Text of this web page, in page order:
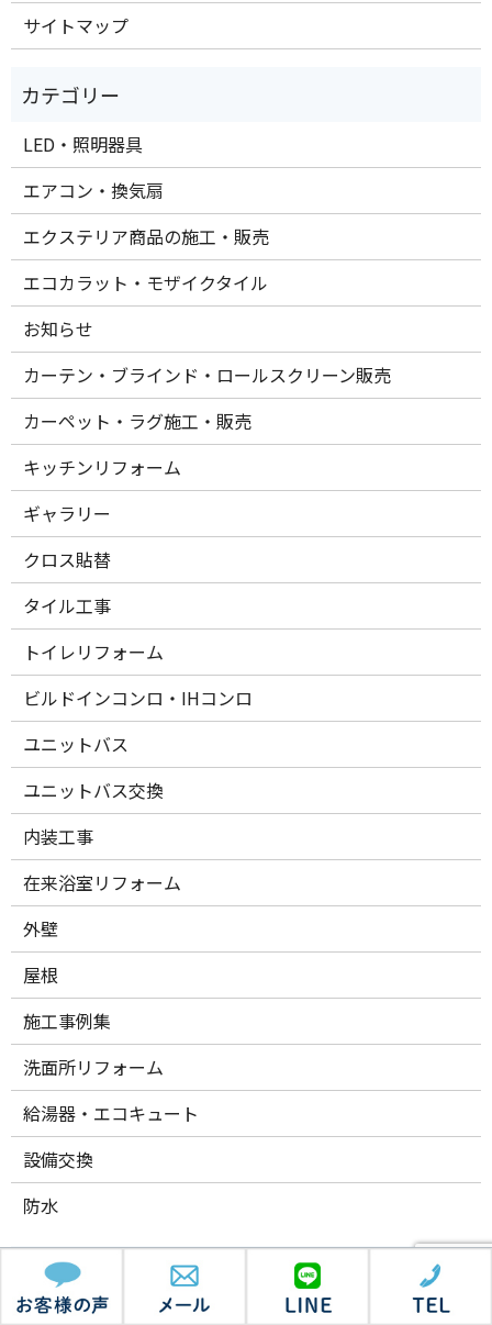
サイトマップ
LED・照明器具
エアコン・換気扇
エクステリア商品の施工・販売
エコカラット・モザイクタイル
お知らせ
カーテン・ブラインド・ロールスクリーン販売
カーペット・ラグ施工・販売
キッチンリフォーム
ギャラリー
クロス貼替
タイル工事
トイレリフォーム
ビルドインコンロ・IHコンロ
ユニットバス
ユニットバス交換
内装工事
在来浴室リフォーム
外壁
屋根
施工事例集
洗面所リフォーム
給湯器・エコキュート
設備交換
防水